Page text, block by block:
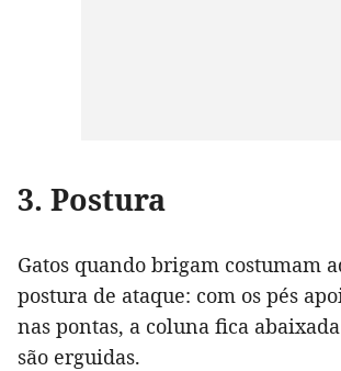
3. Postura
Gatos quando brigam costumam
postura de ataque: com os pés
nas pontas, a coluna fica
são erguidas.